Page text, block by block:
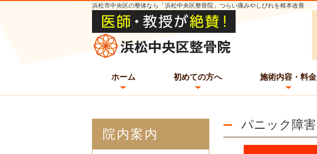
浜松市中央区の整体なら「浜松中央区整骨院」つらい痛みやしびれを根本改善
ホーム 初めての方へ 施術内容・料金
パニック障害
院内案内